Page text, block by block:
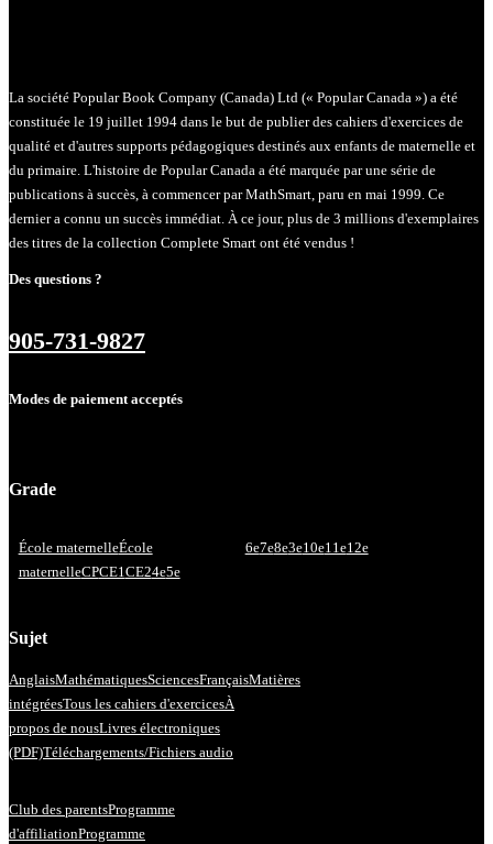
La société Popular Book Company (Canada) Ltd (« Popular Canada ») a été
constituée le 19 juillet 1994 dans le but de publier des cahiers d'exercices de
qualité et d'autres supports pédagogiques destinés aux enfants de maternelle et
du primaire. L'histoire de Popular Canada a été marquée par une série de
publications à succès, à commencer par MathSmart, paru en mai 1999. Ce
dernier a connu un succès immédiat. À ce jour, plus de 3 millions d'exemplaires
des titres de la collection Complete Smart ont été vendus !
Des questions ?
905-731-9827
Modes de paiement acceptés
Grade
École maternelleÉcole
maternelleCPCE1 CE24e5e
6e7e8e3e10e11e12e
Sujet
AnglaisMathématiquesSciencesFrançaisMatières
intégréesTous les cahiers d'exercicesÀ
propos de nousLivres électroniques
(PDF)Téléchargements/Fichiers audio
Club des parentsProgramme
d'affiliationProgramme